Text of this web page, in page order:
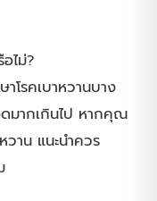
ไม่?
โรคเบาหวานบาง
ดมากเกินไป หากคุณ
วาน แนะนำควร